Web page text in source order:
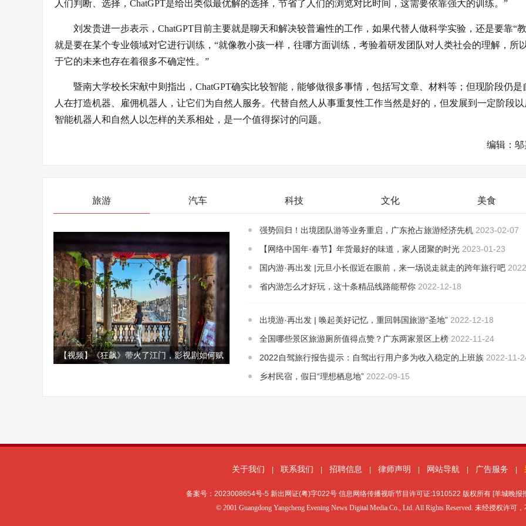
人们判断、选择，ChatGPT是给出类似最优解的选择，节省了人们的浏览对比时间，这需要依靠强大的训练。”
刘发贵进一步表示，ChatGPT目前主要就是聊天和解决较普遍性的工作，如果代替人做科学实验，还是要靠“教
就是要在某个专业领域对它进行训练，“就像教小孩一样，往哪方面训练，考验着研发团队对人类社会的理解，所
于它的未来也存在着很多不确定性。”
暨南大学校长宋献中则指出，ChatGPT确实比较智能，能够做很多事情，包括写文章、材料等；但现阶段仍是
人在打造机器、雇佣机器人，让它们为自然人服务。代替自然人从事重复性工作当然是好的，但发展到一定阶段以
智能机器人和自然人以怎样的关系相处，是一个值得探讨的问题。
编辑：邬
旅游 汽车 科技 文化 美食
【视频】《狂飙》带火了江门，影视剧如何赋
强势回归！出境团队游等业务重启，广东抢占旅游经济先机 2023-02-07
【网络中国年·春节】年货最好的味道，家人团聚的时光 2023-01-23
国内游·再出发 |元旦小长假近在眼前，来一场说走就走的跨年旅行吧
30
省内游怎么才好玩，这十条精品线路能帮你 2022-12-18
出境游·再出发 | 唤起美好记忆，重回韩国旅游“圣地” 2022-12-18
全国哪些景区旅游厕所值得点赞？广东两家景区上榜 2022-11-24
2022自驾旅行报告提示：自驾出行用户多为收入稳定的上班族 2022-11-
乡村民宿，假日“理想栖息地” 2022-09-15
关于我们 联系我们 招聘信息 律师声明 网站导航 广告服务
备案号： 2023008654号-5 新出网证(粤)字022号 信息网络传播视听节目许可证:1910522 版权所有 [羊城晚报
© 2001 Guangdong Yangcheng Evening News Digital Media Co., Ltd. All Rights Reserved. 未经授权许可